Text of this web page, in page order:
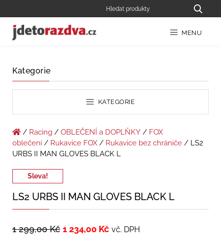
MENU
Kategorie
KATEGORIE
/ Racing / OBLEČENÍ a DOPLŇKY / FOX
oblečení / Rukavice FOX/ Rukavice bez chrániče / LS2
URBS II MAN GLOVES BLACK L
Sleva!
LS2 URBS II MAN GLOVES BLACK L
1 299,00Kč 1 234,00 Kč vč. DPH